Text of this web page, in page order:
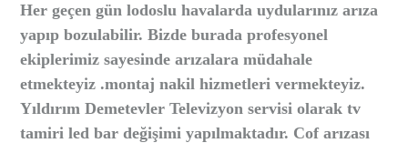
Her geçen gün lodoslu havalarda uydularınız arıza
yapıp bozulabilir. Bizde burada profesyonel
ekiplerimiz sayesinde arızalara müdahale
etmekteyiz .montaj nakil hizmetleri vermekteyiz.
Yıldırım Demetevler Televizyon servisi olarak tv
tamiri led bar değişimi yapılmaktadır. Cof arızası